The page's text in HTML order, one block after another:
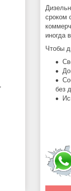
сроком
иногда
Чтобы
без